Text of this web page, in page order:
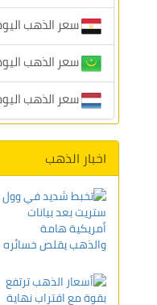
سعر الذهب
سعر الذهب
سعر الذهب
اخبار الذهب